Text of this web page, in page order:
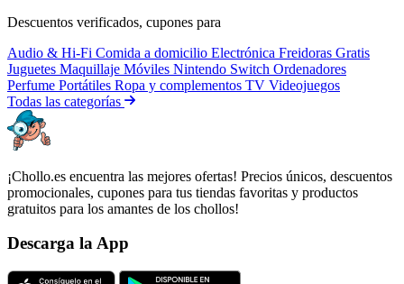
Descuentos verificados, cupones para
Audio & Hi-Fi Comida a domicilio Electrónica Freidoras Gratis
Juguetes Maquillaje Móviles Nintendo Switch Ordenadores
Perfume Portátiles Ropa y complementos TV Videojuegos
Todas las categorías
¡Chollo.es encuentra las mejores ofertas! Precios únicos, descuentos
promocionales, cupones para tus tiendas favoritas y productos
gratuitos para los amantes de los chollos!
Descarga la App